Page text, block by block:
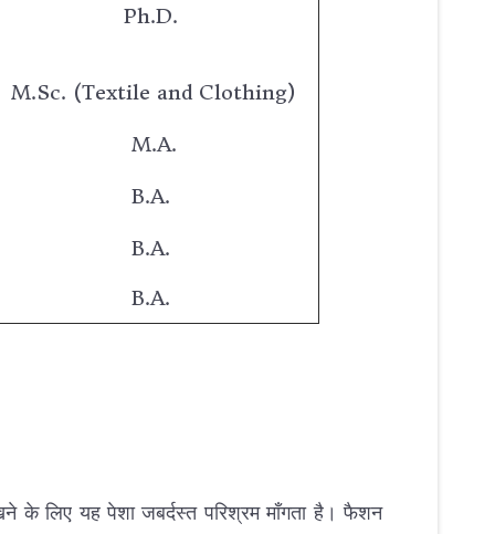
Ph.D.
M.Sc. (Textile and Clothing)
M.A.
B.A.
B.A.
B.A.
के लिए यह पेशा जबर्दस्त परिश्रम माँगता है। फैशन